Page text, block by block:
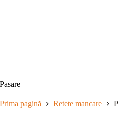
Pasare
Prima pagină Retete mancare